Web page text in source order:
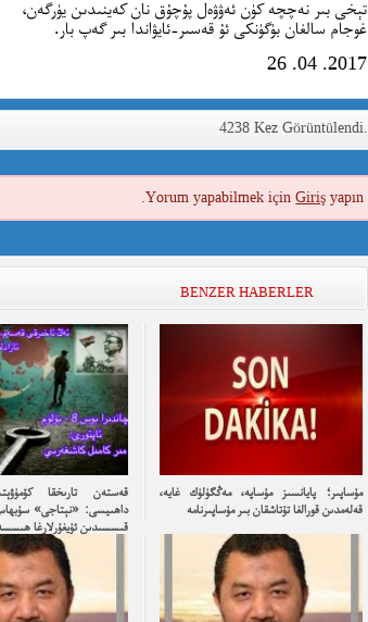
تېخى بىر نەچچە كۈن ئەۋۋەل پۇچۇق نان كەينىدىن يۈرگەن،
غوجام سالغان بۈگۈنكى ئۇ قەسىر-ئايۋاندا بىر گەپ بار.
2017. 04. 26
4238 Kez Görüntülendi.
Yorum yapabilmek içinGiriş yapın.
BENZER HABERLER
مۇساپىر؛ پايانسىز مۇساپە، مەڭگۈلۈك غايە،
قەلەمدىن قورالغا تۇتاشقان بىر مۇساپىرنامە
قەستەن تارىخقا
داھىيسى: «نېتاجى»
قىسسىدىن ئۇيغۇرلارغا ھىسسە 8-